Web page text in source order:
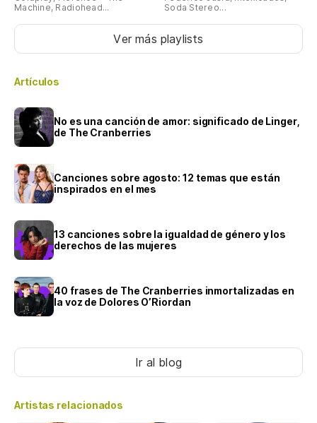
Machine, Radiohead...
Soda Stereo...
Ver más playlists
Artículos
No es una canción de amor: significado de Linger,
de The Cranberries
Canciones sobre agosto: 12 temas que están
inspirados en el mes
13 canciones sobre la igualdad de género y los
derechos de las mujeres
40 frases de The Cranberries inmortalizadas en
la voz de Dolores O’Riordan
Ir al blog
Artistas relacionados